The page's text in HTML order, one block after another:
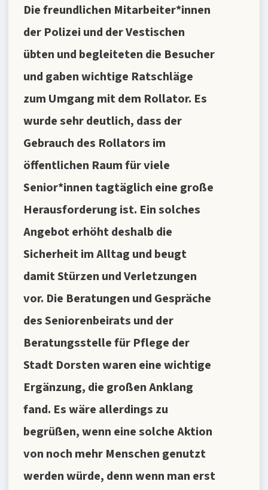
Die freundlichen Mitarbeiter*innen
der Polizei und der Vestischen
übten und begleiteten die Besucher
und gaben wichtige Ratschläge
zum Umgang mit dem Rollator. Es
wurde sehr deutlich, dass der
Gebrauch des Rollators im
öffentlichen Raum für viele
Senior*innen tagtäglich eine große
Herausforderung ist. Ein solches
Angebot erhöht deshalb die
Sicherheit im Alltag und beugt
damit Stürzen und Verletzungen
vor. Die Beratungen und Gespräche
des Seniorenbeirats und der
Beratungsstelle für Pflege der
Stadt Dorsten waren eine wichtige
Ergänzung, die großen Anklang
fand. Es wäre allerdings zu
begrüßen, wenn eine solche Aktion
von noch mehr Menschen genutzt
werden würde, denn wenn man erst